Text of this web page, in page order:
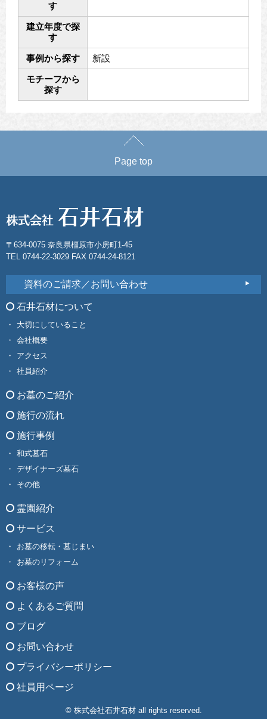
す
建立年度で探
す
事例から探す 新設
モチーフから
探す
Page top
〒634-0075 奈良県橿原市小房町1-45
TEL 0744-22-3029 FAX 0744-24-8121
資料のご請求／お問い合わせ
石井石材について
大切にしていること
会社概要
アクセス
社員紹介
お墓のご紹介
施行の流れ
施行事例
和式墓石
デザイナーズ墓石
その他
霊園紹介
サービス
お墓の移転・墓じまい
お墓のリフォーム
お客様の声
よくあるご質問
ブログ
お問い合わせ
プライバシーポリシー
社員用ページ
© 株式会社石井石材 all rights reserved.